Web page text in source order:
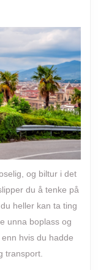
og biltur i det
du å tenke på
heller kan ta ting
unna boplass og
hvis du hadde
transport.